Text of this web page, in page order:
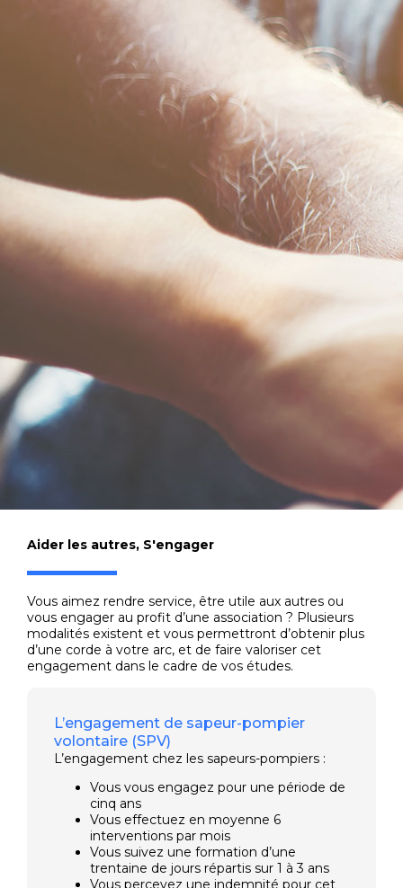
Aider les autres, S'engager
Vous aimez rendre service, être utile aux autres ou
vous engager au profit d’une association ? Plusieurs
modalités existent et vous permettront d’obtenir plus
d’une corde à votre arc, et de faire valoriser cet
engagement dans le cadre de vos études.
L’engagement de sapeur-pompier
volontaire (SPV)
L’engagement chez les sapeurs-pompiers :
Vous vous engagez pour une période de
cinq ans
Vous effectuez en moyenne 6
interventions par mois
Vous suivez une formation d’une
trentaine de jours répartis sur 1 à 3 ans
Vous percevez une indemnité pour cet